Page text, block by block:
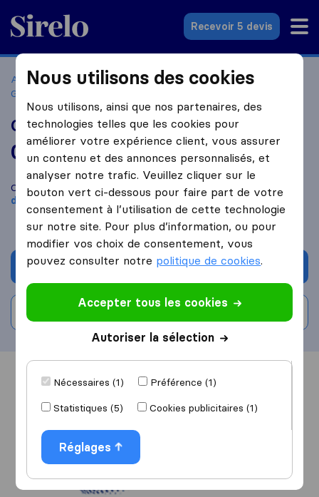
Sirelo.fr
Recevoir 5 devis
Accueil Déménageurs France
Déménageurs Garges-lès-
Gonesse
Good Workers Déménagements
0,0 basé sur0
avis Sirelo et Google
i
Comparez Good Workers Déménagements avec d'autres
déménageursà Garges-lès-Gonesse
Demander un devis
Rédiger un avis
Vue d'ensemble Avis
Nous utilisons des cookies
Nous utilisons, ainsi que nos partenaires, des
technologies telles que les cookies pour
améliorer votre expérience client, vous assurer
un contenu et des annonces personnalisés, et
analyser notre trafic. Veuillez cliquer sur le
bouton vert ci-dessous pour faire part de votre
consentement à l’utilisation de cette technologie
sur notre site. Pour plus d’information, ou pour
modifier vos choix de consentement, vous
pouvez consulter notre politique de cookies.
Accepter tous les cookies
Autoriser la sélection
Nécessaires (1)
Préférence (1)
Statistiques (5)
Cookies publicitaires (1)
Réglages